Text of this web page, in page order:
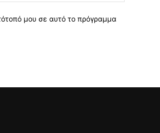
μου σε αυτό το πρόγραμμα